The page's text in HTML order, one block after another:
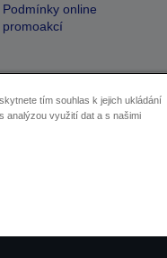
Podmínky online
promoakcí
tím souhlas k jejich ukládání
analýzou využití dat a s našimi